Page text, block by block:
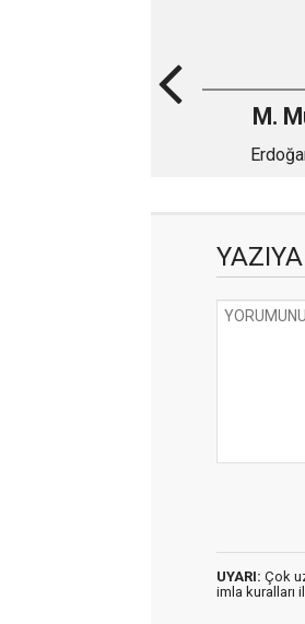
M.
YAZIYA
UYARI: Çok
imla kuralları